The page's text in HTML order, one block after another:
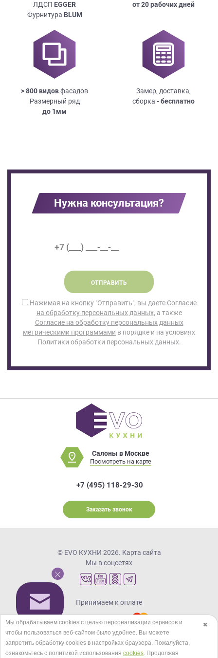
ЛДСП EGGER
Фурнитура BLUM
от 20 рабочих дней
> 800 видовфасадов
Размерный ряд
до 1мм
Замер, доставка,
сборка - бесплатно
Нужна консультация?
ОТПРАВИТЬ
Нажимая на кнопку "Отправить", вы даете Согласие
на обработку персональных данных, а также
Согласие на обработку персональных данных
метрическими программами в порядке и на условиях
Политики обработки персональных данных.
Салоны в Москве
Посмотреть на карте
+7 (495) 118-29-30
Заказать звонок
© EVO КУХНИ 2026. Карта сайта
Мы в соцсетях
Принимаем к оплате
Кредиты и рассрочка
✖
Мы обрабатываем cookies с целью персонализации сервисов и
чтобы пользоваться веб-сайтом было удобнее. Вы можете
запретить обработку сookies в настройках браузера. Пожалуйста,
ознакомьтесь с политикой использования cookies. Продолжая